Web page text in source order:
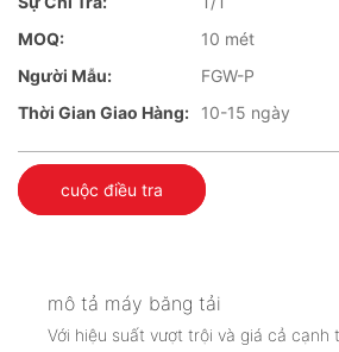
MOQ:
10 mét
Người Mẫu:
FGW-P
Thời Gian Giao Hàng:
10-15 ngày
cuộc điều tra
mô tả máy băng tải
Với hiệu suất vượt trội và giá cả cạnh